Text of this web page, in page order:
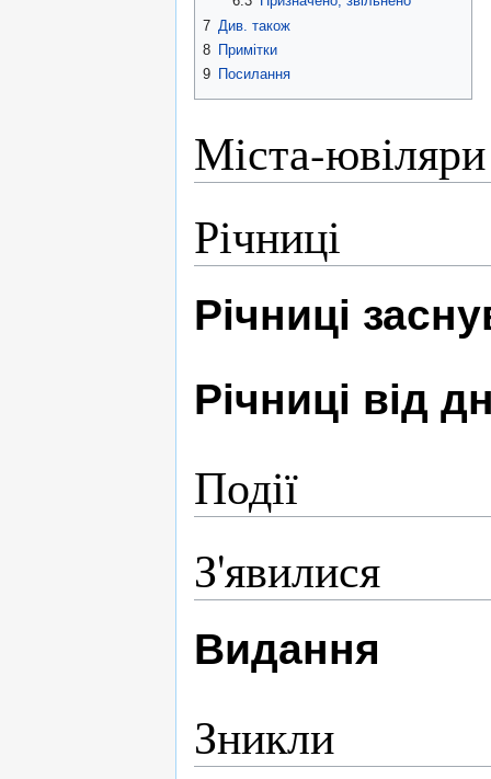
7 Див. також
8 Примітки
9 Посилання
Міста-ювіляри
Річниці
Річниці
Річниці від
Події
З'явилися
Видання
Зникли